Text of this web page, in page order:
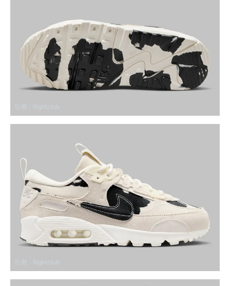
引用： flightclub
引用： flightclub